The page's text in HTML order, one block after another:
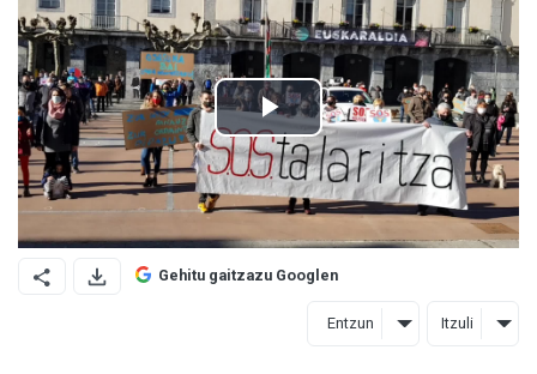
Gehitu gaitzazu Googlen
Entzun Itzuli